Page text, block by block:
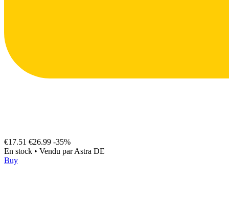
€17.51 €26.99 -35%
En stock • Vendu parAstra DE
Buy